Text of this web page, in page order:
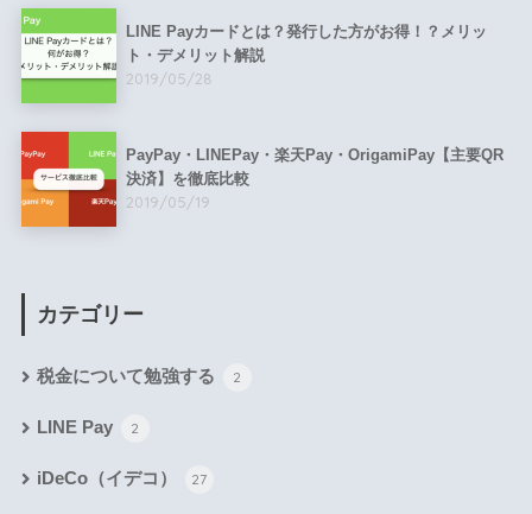
LINE Payカードとは？発行した方がお得！？メリッ
ト・デメリット解説
2019/05/28
PayPay・LINEPay・楽天Pay・OrigamiPay【主要QR
決済】を徹底比較
2019/05/19
カテゴリー
税金について勉強する 2
LINE Pay 2
iDeCo（イデコ） 27